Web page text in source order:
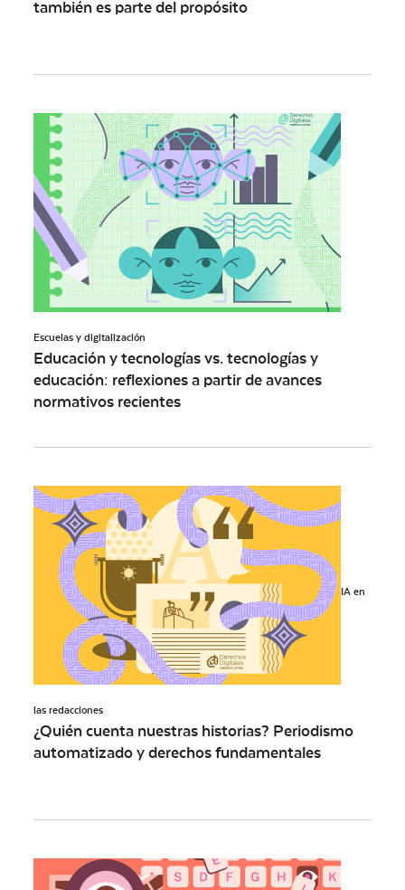
también es parte del propósito
Escuelas y digitalización
Educación y tecnologías vs. tecnologías y
educación: reflexiones a partir de avances
normativos recientes
IA en
las redacciones
¿Quién cuenta nuestras historias? Periodismo
automatizado y derechos fundamentales